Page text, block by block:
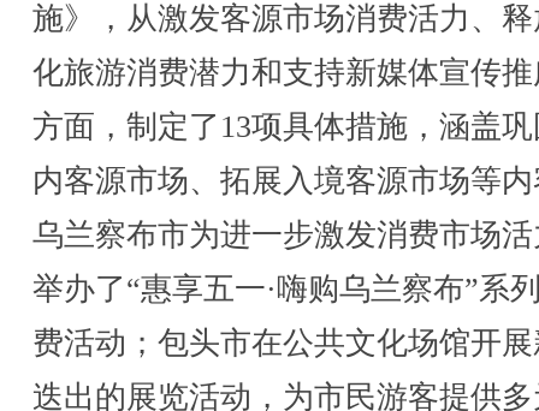
施》，从激发客源市场消费活力、
化旅游消费潜力和支持新媒体宣传
方面，制定了13项具体措施，涵盖
内客源市场、拓展入境客源市场等
乌兰察布市为进一步激发消费市场
举办了“惠享五一·嗨购乌兰察布”系
费活动；包头市在公共文化场馆开
迭出的展览活动，为市民游客提供